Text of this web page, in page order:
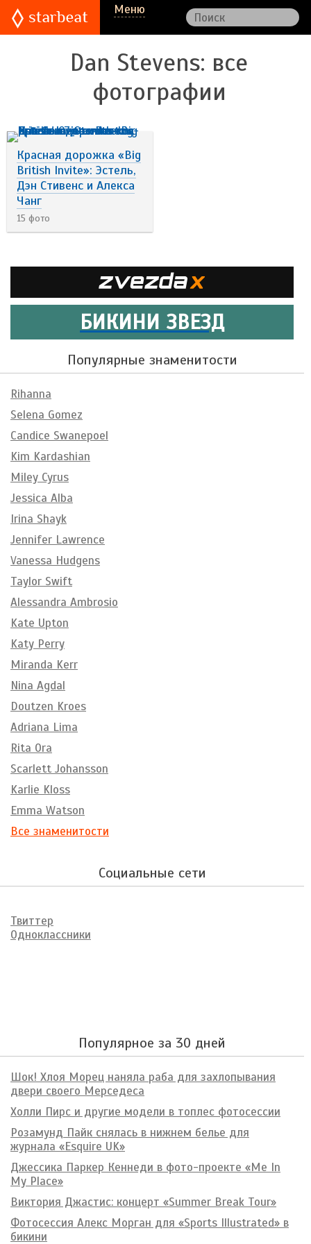
Меню
Dan Stevens: все
фотографии
Красная дорожка «Big
British Invite»: Эстель,
Дэн Стивенс и Алекса
Чанг
15 фото
БИКИНИ ЗВЕЗД
Популярные знаменитости
Rihanna
Selena Gomez
Candice Swanepoel
Kim Kardashian
Miley Cyrus
Jessica Alba
Irina Shayk
Jennifer Lawrence
Vanessa Hudgens
Taylor Swift
Alessandra Ambrosio
Kate Upton
Katy Perry
Miranda Kerr
Nina Agdal
Doutzen Kroes
Adriana Lima
Rita Ora
Scarlett Johansson
Karlie Kloss
Emma Watson
Все знаменитости
Социальные сети
Твиттер
Одноклассники
Популярное за 30 дней
Шок! Хлоя Морец наняла раба для захлопывания
двери своего Мерседеса
Холли Пирс и другие модели в топлес фотосессии
Розамунд Пайк снялась в нижнем белье для
журнала «Esquire UK»
Джессика Паркер Кеннеди в фото-проекте «Me In
My Place»
Виктория Джастис: концерт «Summer Break Tour»
Фотосессия Алекс Морган для «Sports Illustrated» в
бикини